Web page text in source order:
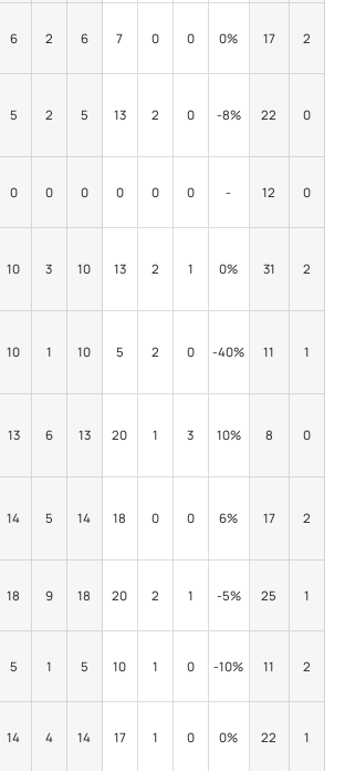
6 2 6 7 0 0 0% 17 2
5 2 5 13 2 0 -8% 22 0
0 0 0 0 0 0 - 12 0
10 3 10 13 2 1 0% 31 2
10 1 10 5 2 0 -40% 11 1
13 6 13 20 1 3 10% 8 0
14 5 14 18 0 0 6% 17 2
18 9 18 20 2 1 -5% 25 1
5 1 5 10 1 0 -10% 11 2
14 4 14 17 1 0 0% 22 1